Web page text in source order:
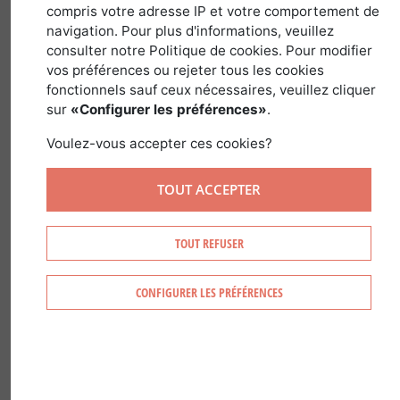
En France, les coopératives forestières,
tout comme les experts forestiers, sont
également des structures qui peuvent
prendre en main la gestion de la forêt.
Elles offrent de véritables services et
conseils de sylviculture.
Les coopératives forestières ont pour
objectif de regrouper et d’agir pour le
compte de propriétaires forestiers
compris votre adresse IP et votre comportement de
navigation. Pour plus d'informations, veuillez
consulter notre Politique de cookies. Pour modifier
vos préférences ou rejeter tous les cookies
fonctionnels sauf ceux nécessaires, veuillez cliquer
sur «Configurer les préférences».
Voulez-vous accepter ces cookies?
TOUT ACCEPTER
TOUT REFUSER
CONFIGURER LES PRÉFÉRENCES